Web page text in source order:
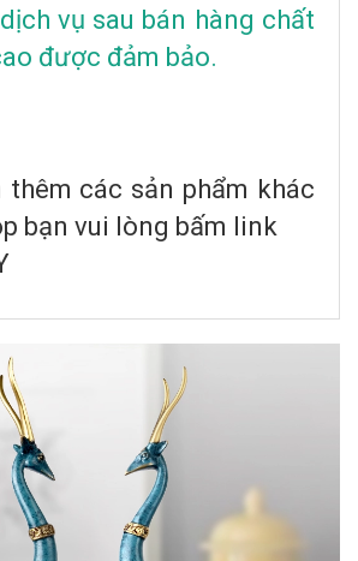
vụ sau bán hàng chất
được đảm bảo.
thêm các sản phẩm khác
bạn vui lòng bấm link